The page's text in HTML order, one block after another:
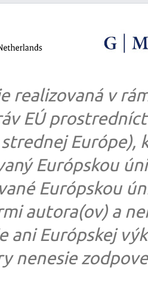
realizovaná v
EÚ
Európe),
Európskou
Európskou
autora(ov) a
ani Európskej
nenesie